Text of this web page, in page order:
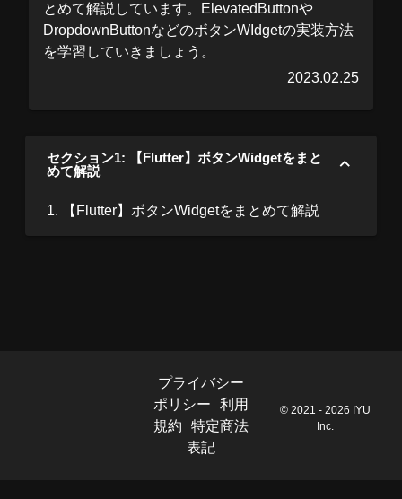
とめて解説しています。ElevatedButtonや
DropdownButtonなどのボタンWIdgetの実装方法
を学習していきましょう。
2023.02.25
セクション1: 【Flutter】ボタンWidgetをまと
めて解説
1. 【Flutter】ボタンWidgetをまとめて解説
プライバシー
ポリシー
利用
規約
特定商法
表記
© 2021 - 2026 IYU
Inc.